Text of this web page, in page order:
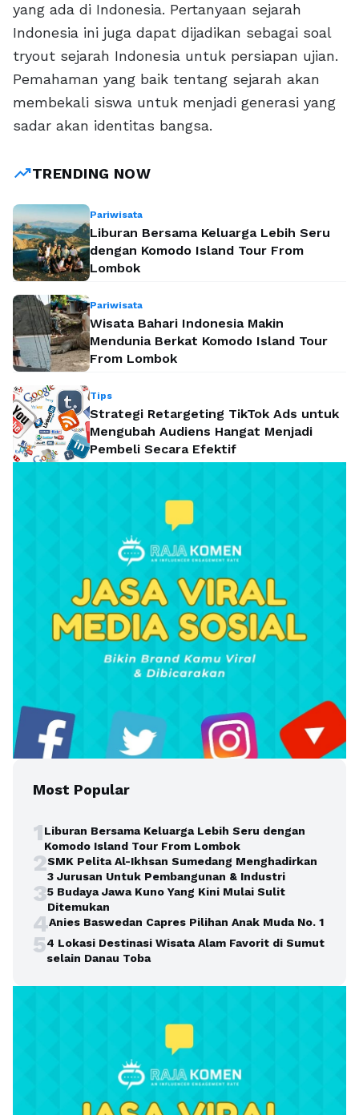
yang ada di Indonesia. Pertanyaan sejarah
Indonesia ini juga dapat dijadikan sebagai soal
tryout sejarah Indonesia untuk persiapan ujian.
Pemahaman yang baik tentang sejarah akan
membekali siswa untuk menjadi generasi yang
sadar akan identitas bangsa.
trending_upTRENDING NOW
Pariwisata
Liburan Bersama Keluarga Lebih Seru
dengan Komodo Island Tour From
Lombok
Pariwisata
Wisata Bahari Indonesia Makin
Mendunia Berkat Komodo Island Tour
From Lombok
Tips
Strategi Retargeting TikTok Ads untuk
Mengubah Audiens Hangat Menjadi
Pembeli Secara Efektif
Most Popular
1Liburan Bersama Keluarga Lebih Seru dengan
Komodo Island Tour From Lombok
2SMK Pelita Al-Ikhsan Sumedang Menghadirkan
3 Jurusan Untuk Pembangunan & Industri
35 Budaya Jawa Kuno Yang Kini Mulai Sulit
Ditemukan
4Anies Baswedan Capres Pilihan Anak Muda No. 1
54 Lokasi Destinasi Wisata Alam Favorit di Sumut
selain Danau Toba